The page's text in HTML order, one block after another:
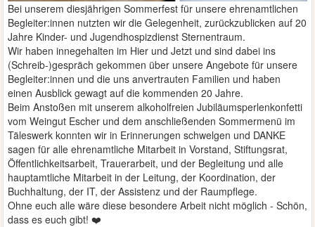
Bei unserem diesjährigen Sommerfest für unsere ehrenamtlichen
Begleiter:innen nutzten wir die Gelegenheit, zurückzublicken auf 20
Jahre Kinder- und Jugendhospizdienst Sternentraum.
Wir haben innegehalten im Hier und Jetzt und sind dabei ins
(Schreib-)gespräch gekommen über unsere Angebote für unsere
Begleiter:innen und die uns anvertrauten Familien und haben
einen Ausblick gewagt auf die kommenden 20 Jahre.
Beim Anstoßen mit unserem alkoholfreien Jubiläumsperlenkonfetti
vom Weingut Escher und dem anschließenden Sommermenü im
Täleswerk konnten wir in Erinnerungen schwelgen und DANKE
sagen für alle ehrenamtliche Mitarbeit in Vorstand, Stiftungsrat,
Öffentlichkeitsarbeit, Trauerarbeit, und der Begleitung und alle
hauptamtliche Mitarbeit in der Leitung, der Koordination, der
Buchhaltung, der IT, der Assistenz und der Raumpflege.
Ohne euch alle wäre diese besondere Arbeit nicht möglich - Schön,
dass es euch gibt! ❤️